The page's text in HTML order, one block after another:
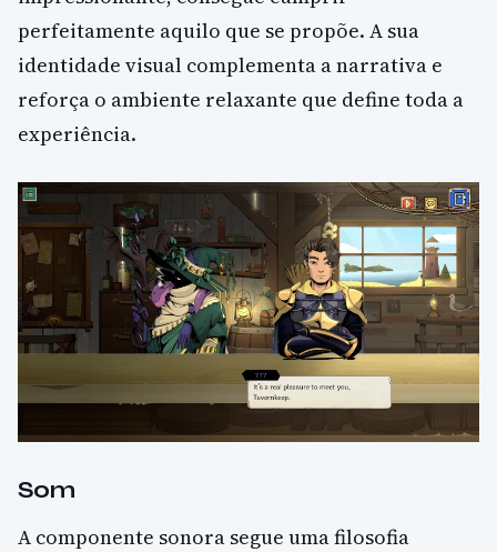
perfeitamente aquilo que se propõe. A sua
identidade visual complementa a narrativa e
reforça o ambiente relaxante que define toda a
experiência.
Som
A componente sonora segue uma filosofia